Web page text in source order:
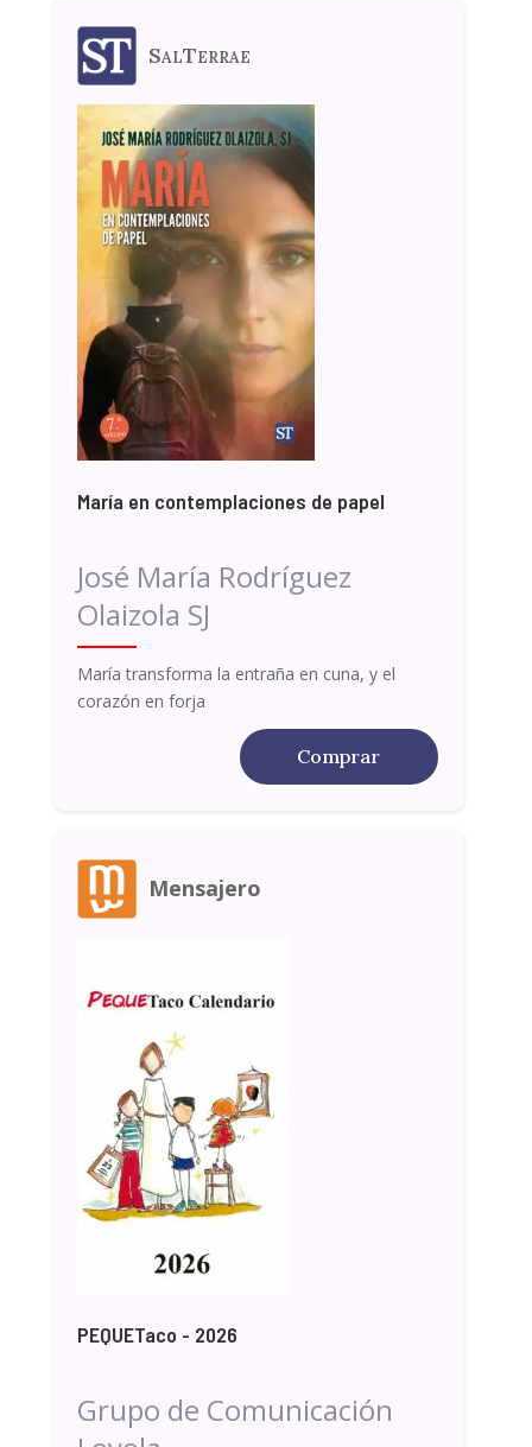
SalTerrae
María en contemplaciones de papel
José María Rodríguez
Olaizola SJ
María transforma la entraña en cuna, y el
corazón en forja
Comprar
Mensajero
PEQUETaco - 2026
Grupo de Comunicación